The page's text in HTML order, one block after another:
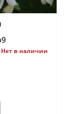
Нет в наличии